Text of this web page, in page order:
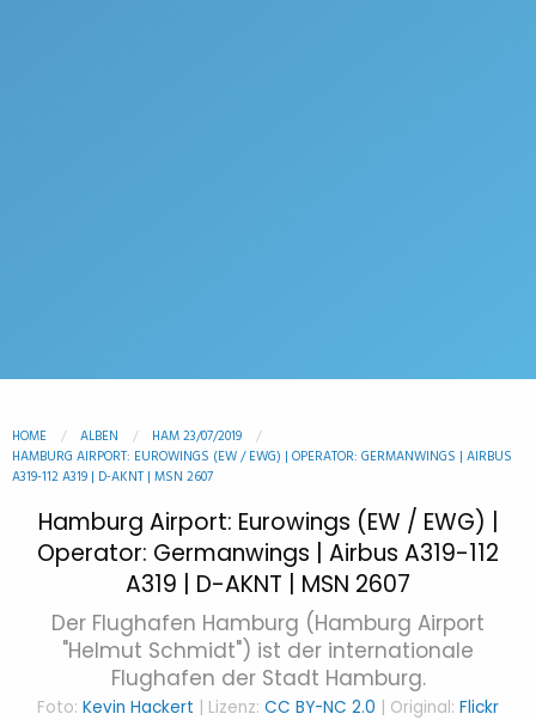
HOME ALBEN
HAM 23/07/2019
HAMBURG AIRPORT: EUROWINGS (EW / EWG) | OPERATOR: GERMANWINGS | AIRBUS
A319-112 A319 | D-AKNT | MSN 2607
Hamburg Airport: Eurowings (EW / EWG) |
Operator: Germanwings | Airbus A319-112
A319 | D-AKNT | MSN 2607
Der Flughafen Hamburg (Hamburg Airport
"Helmut Schmidt") ist der internationale
Flughafen der Stadt Hamburg.
Foto: Kevin Hackert | Lizenz: CC BY-NC 2.0 | Original: Flickr